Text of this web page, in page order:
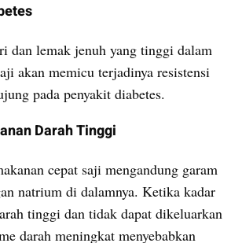
dan lemak jenuh yang tinggi dalam
akan memicu terjadinya resistensi
pada penyakit diabetes.
Darah Tinggi
cepat saji mengandung garam
natrium di dalamnya. Ketika kadar
tinggi dan tidak dapat dikeluarkan
darah meningkat menyebabkan